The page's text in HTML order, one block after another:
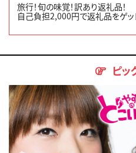
旅行！旬の味覚！訳あり返礼品！
自己負担2,000円で返礼品をゲッ
ピッ